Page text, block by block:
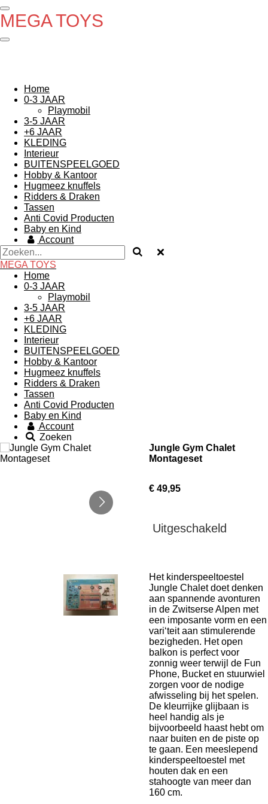
Ga
direct
de
MEGA TOYS
Home
0-3 JAAR
Playmobil
3-5 JAAR
+6 JAAR
KLEDING
Interieur
BUITENSPEELGOED
Hobby & Kantoor
Hugmeez knuffels
Ridders & Draken
Tassen
Anti Covid Producten
Baby en Kind
Account
MEGA TOYS
Home
0-3 JAAR
Playmobil
3-5 JAAR
+6 JAAR
KLEDING
Interieur
BUITENSPEELGOED
Hobby & Kantoor
Hugmeez knuffels
Ridders & Draken
Tassen
Anti Covid Producten
Baby en Kind
Account
Zoeken
Jungle Gym Chalet
Montageset
€ 49,95
Uitgeschakeld
Het kinderspeeltoestel
Jungle Chalet doet denken
aan spannende avonturen
in de Zwitserse Alpen met
een imposante vorm en een
vari‘teit aan stimulerende
bezigheden. Het open
balkon is perfect voor
zonnig weer terwijl de Fun
Phone, Bucket en stuurwiel
zorgen voor de nodige
afwisseling bij het spelen.
De kleurrijke glijbaan is
heel handig als je
bijvoorbeeld haast hebt om
naar buiten en de piste op
te gaan. Een meeslepend
kinderspeeltoestel met
houten dak en een
stahoogte van meer dan
160 cm.